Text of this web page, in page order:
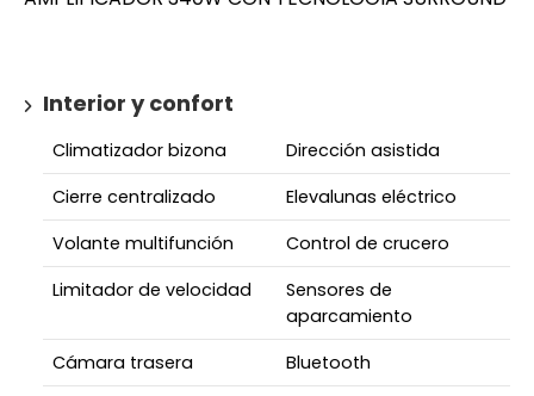
Interior y confort
Climatizador bizona
Dirección asistida
Cierre centralizado
Elevalunas eléctrico
Volante multifunción
Control de crucero
Limitador de velocidad
Sensores de
aparcamiento
Cámara trasera
Bluetooth